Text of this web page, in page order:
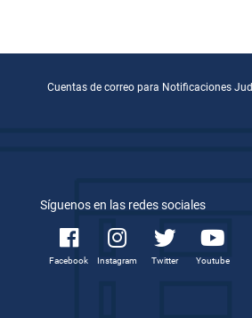
Cuentas de correo para Notificaciones
Síguenos en las redes sociales
Facebook Instagram Twitter Youtube